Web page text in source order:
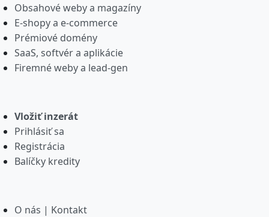
Obsahové weby a magazíny
E-shopy a e-commerce
Prémiové domény
SaaS, softvér a aplikácie
Firemné weby a lead-gen
Vložiť inzerát
Prihlásiť sa
Registrácia
Balíčky kredity
O nás | Kontakt